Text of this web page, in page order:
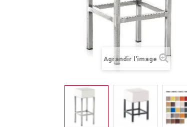
Agrandir l'image